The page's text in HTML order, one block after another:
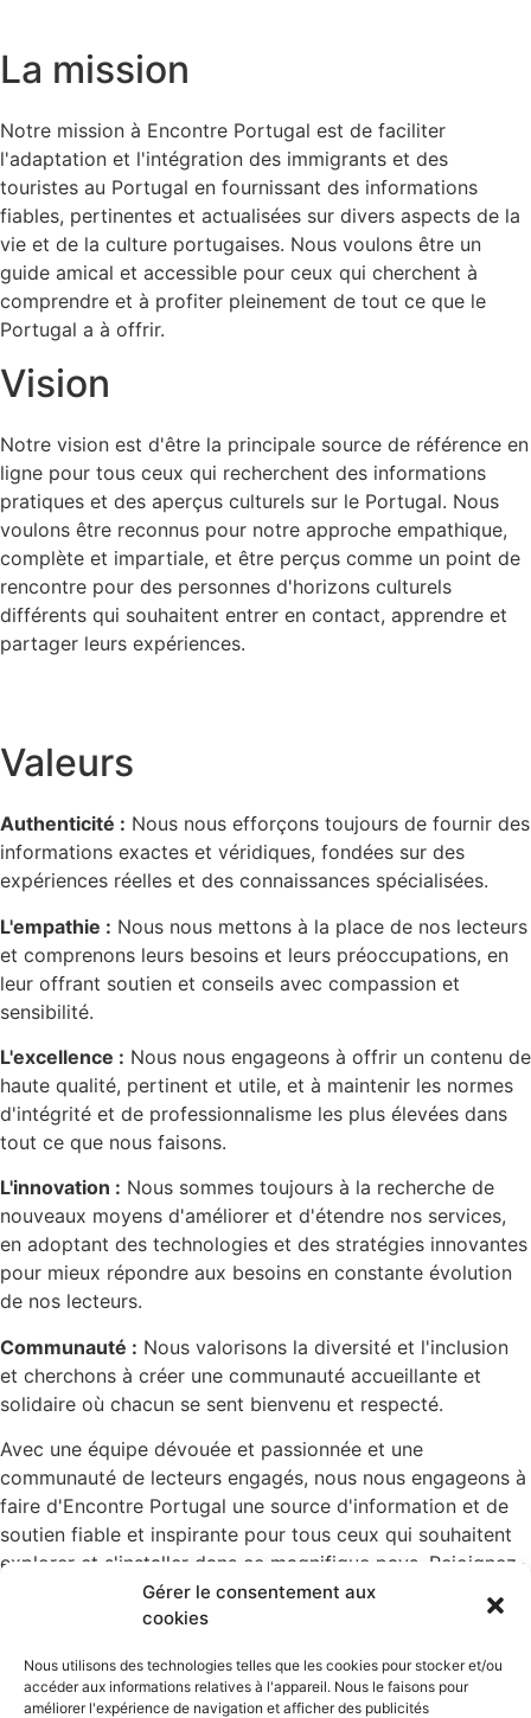
Gérer le consentement aux
cookies
Nous utilisons des technologies telles que les cookies pour stocker et/ou
accéder aux informations relatives à l'appareil. Nous le faisons pour
améliorer l'expérience de navigation et afficher des publicités
La mission
Notre mission à Encontre Portugal est de faciliter
l'adaptation et l'intégration des immigrants et des
touristes au Portugal en fournissant des informations
fiables, pertinentes et actualisées sur divers aspects de la
vie et de la culture portugaises. Nous voulons être un
guide amical et accessible pour ceux qui cherchent à
comprendre et à profiter pleinement de tout ce que le
Portugal a à offrir.
Vision
Notre vision est d'être la principale source de référence en
ligne pour tous ceux qui recherchent des informations
pratiques et des aperçus culturels sur le Portugal. Nous
voulons être reconnus pour notre approche empathique,
complète et impartiale, et être perçus comme un point de
rencontre pour des personnes d'horizons culturels
différents qui souhaitent entrer en contact, apprendre et
partager leurs expériences.
Valeurs
Authenticité : Nous nous efforçons toujours de fournir des
informations exactes et véridiques, fondées sur des
expériences réelles et des connaissances spécialisées.
L'empathie : Nous nous mettons à la place de nos lecteurs
et comprenons leurs besoins et leurs préoccupations, en
leur offrant soutien et conseils avec compassion et
sensibilité.
L'excellence : Nous nous engageons à offrir un contenu de
haute qualité, pertinent et utile, et à maintenir les normes
d'intégrité et de professionnalisme les plus élevées dans
tout ce que nous faisons.
L'innovation : Nous sommes toujours à la recherche de
nouveaux moyens d'améliorer et d'étendre nos services,
en adoptant des technologies et des stratégies innovantes
pour mieux répondre aux besoins en constante évolution
de nos lecteurs.
Communauté : Nous valorisons la diversité et l'inclusion
et cherchons à créer une communauté accueillante et
solidaire où chacun se sent bienvenu et respecté.
Avec une équipe dévouée et passionnée et une
communauté de lecteurs engagés, nous nous engageons à
faire d'Encontre Portugal une source d'information et de
soutien fiable et inspirante pour tous ceux qui souhaitent
explorer et s'installer dans ce magnifique pays. Rejoignez-
nous dans ce voyage passionnant et découvrez tout ce
que le Portugal a à offrir !
Annonceurs